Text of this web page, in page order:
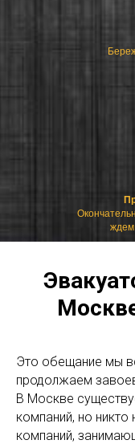
ждем
Это обещание мы
продолжаем
В Москве
компаний, но
компаний,